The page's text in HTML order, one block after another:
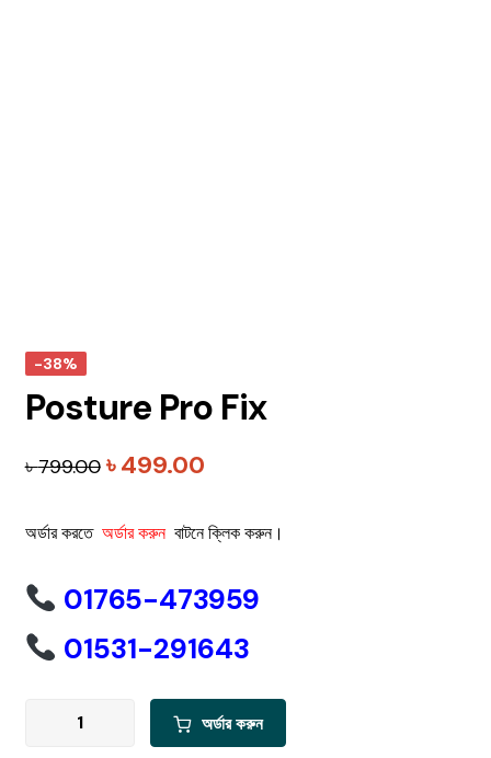
-38%
Posture Pro Fix
৳799.00Original
was:
৳499.00Current
is:
অর্ডার করতে অর্ডার করুনবাটনে ক্লিক করুন।
01765-473959
01531-291643
Posture
অর্ডার করুন